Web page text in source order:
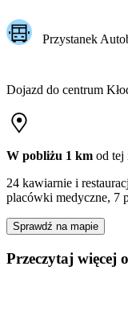
Przystanek
Dojazd do centrum
W pobliżu 1 km od tej
24 kawiarnie i
placówki medyczne, 7
Sprawdź na mapie
Przeczytaj więcej